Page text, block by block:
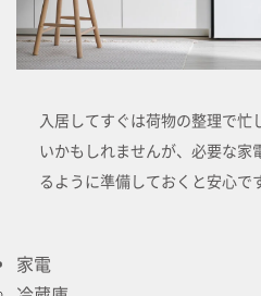
入居してすぐは荷物の整理で忙
いかもしれませんが、必要な家
るように準備しておくと安心で
家電